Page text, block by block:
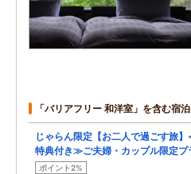
「バリアフリー 和洋室」を含む宿
じゃらん限定【お二人で過ごす旅
特典付き≫ご夫婦・カップル限定プ
ポイント2%